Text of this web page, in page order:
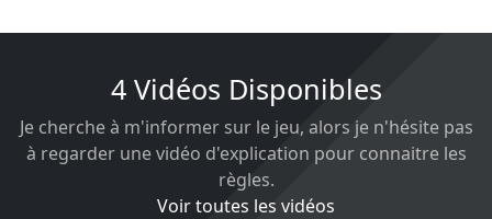
4 Vidéos Disponibles
Je cherche à m'informer sur le jeu, alors je n'hésite pas
à regarder une vidéo d'explication pour connaitre les
règles.
Voir toutes les vidéos